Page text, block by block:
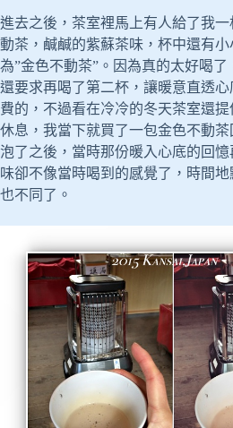
進去之後，茶室裡馬上有人給了我
動茶，鹹鹹的紫蘇茶味，杯中還有
為”金色不動茶”。因為真的太好喝
還要求再喝了第二杯，讓暖意直透
費的，不過看在冷冷的冬天茶室還
休息，我當下就買了一包金色不動
泡了之後，當時那份暖入心底的回
味卻不像當時喝到的感覺了，時間
也不同了。